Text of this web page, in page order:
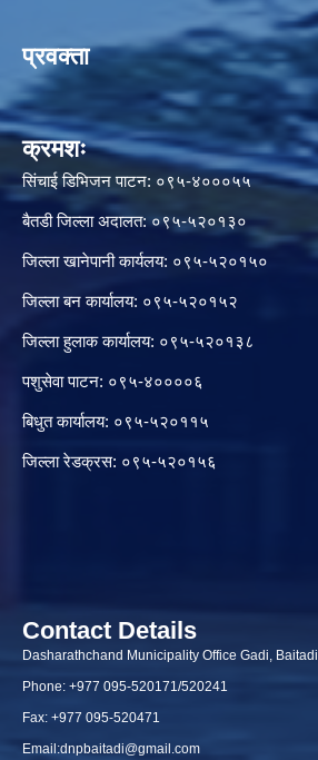
प्रवक्ता
क्रमशः
सिंचाई डिभिजन पाटन: ०९५-४०००५५
बैतडी जिल्ला अदालत: ०९५-५२०१३०
जिल्ला खानेपानी कार्यलय: ०९५-५२०१५०
जिल्ला बन कार्यालय: ०९५-५२०१५२
जिल्ला हुलाक कार्यालय: ०९५-५२०१३८
पशुसेवा पाटन: ०९५-४००००६
बिधुत कार्यालय: ०९५-५२०११५
जिल्ला रेडक्रस: ०९५-५२०१५६
Contact Details
Dasharathchand Municipality Office Gadi, Baitadi
Phone: +977 095-520171/520241
Fax: +977 095-520471
Email:dnpbaitadi@gmail.com